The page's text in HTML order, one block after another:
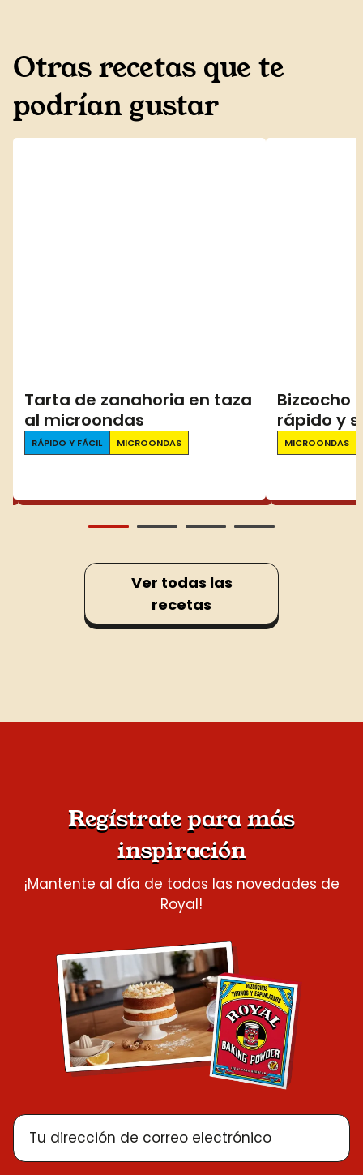
Otras recetas que te
podrían gustar
Tarta de zanahoria en taza
al microondas
RÁPIDO Y FÁCIL MICROONDAS
Bizcocho
rápido y
MICROONDAS
Ver todas las
recetas
Regístrate para más
inspiración
¡Mantente al día de todas las novedades de
Royal!
Tu dirección de correo electrónico